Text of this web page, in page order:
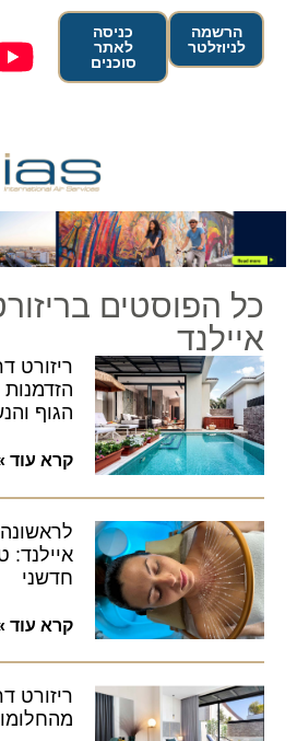
הרשמה
לניוזלטר
כניסה
לאתר
סוכנים
כל הפוסטים
איילנד
ריזורט
הגוף
קרא עוד
איילנד:
חדשני
קרא עוד
ריזורט